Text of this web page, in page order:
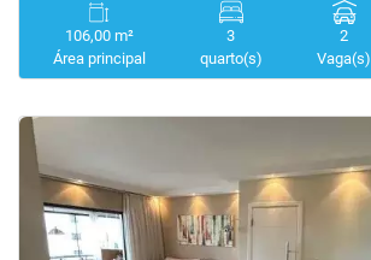
106,00 m²
Área principal
3
quarto(s)
2
Vaga(s)
< <